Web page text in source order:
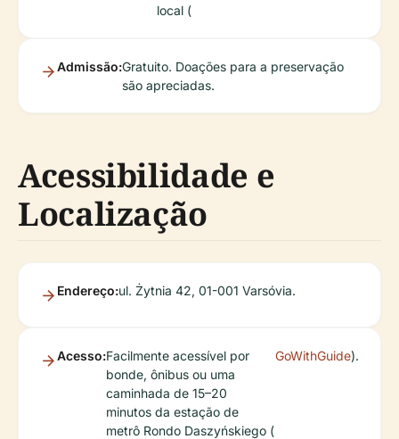
local (
Admissão:Gratuito. Doações para a preservação
são apreciadas.
Acessibilidade e
Localização
Endereço:ul. Żytnia 42, 01-001 Varsóvia.
Acesso:Facilmente acessível por
bonde, ônibus ou uma
caminhada de 15–20
minutos da estação de
metrô Rondo Daszyńskiego (
GoWithGuide).